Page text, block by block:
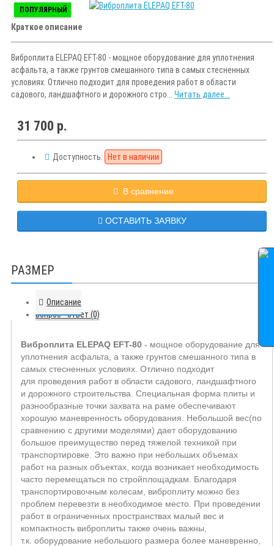
ПОПУЛЯРНЫЙ
Краткое описание
Виброплита ELEPAQ EFT-80 - мощное оборудование для уплотнения
асфальта, а также грунтов смешанного типа в самых стесненных
условиях. Отлично подходит для проведения работ в области
садового, ландшафтного и дорожного стро... Читать далее...
31 700 р.
Доступность: Нет в наличии
В сравнение
ОСТАВИТЬ ЗАЯВКУ
РАЗМЕР
Описание
Вопрос - ответ (0)
Виброплита ELEPAQ EFT-80 - мощное оборудование для
уплотнения асфальта, а также грунтов смешанного типа в
самых стесненных условиях. Отлично подходит
для проведения работ в области садового, ландшафтного
и дорожного строительства. Специальная форма плиты и
разнообразные точки захвата на раме обеспечивают
хорошую маневренность оборудования. Небольшой вес(по
сравнению с другими моделями) дает оборудованию
большое преимущество перед тяжелой техникой при
транспортировке. Это важно при небольших объемах
работ на разных объектах, когда возникает необходимость
часто перемещаться по стройплощадкам. Благодаря
транспортировочным колесам, виброплиту можно без
проблем перевезти в необходимое место. При проведении
работ в ограниченных пространствах малый вес и
компактность виброплиты также очень важны,
т.к. оборудование небольшого размера более маневренно,